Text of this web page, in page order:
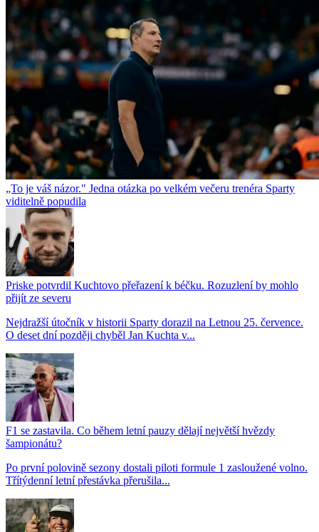
„To je váš názor." Jedna otázka po velkém večeru trenéra Sparty
viditelně popudila
Priske potvrdil Kuchtovo přeřazení k béčku. Rozuzlení by mohlo
přijít ze severu
Nejdražší útočník v historii Sparty dorazil na Letnou 25. července.
O deset dní později chyběl Jan Kuchta v...
F1 se zastavila. Co během letní pauzy dělají největší hvězdy
šampionátu?
Po první polovině sezony dostali piloti formule 1 zasloužené volno.
Třítýdenní letní přestávka přerušila...